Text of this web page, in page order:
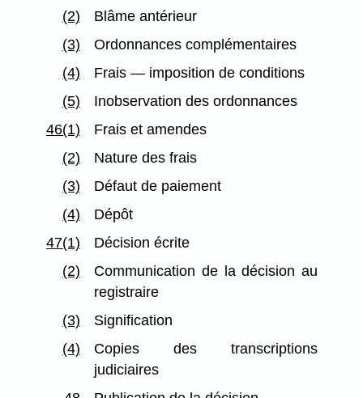
(2)
Blâme antérieur
(3)
Ordonnances complémentaires
(4)
Frais — imposition de conditions
(5)
Inobservation des ordonnances
46(1)
Frais et amendes
(2)
Nature des frais
(3)
Défaut de paiement
(4)
Dépôt
47(1)
Décision écrite
(2)
Communication de la décision au
registraire
(3)
Signification
(4)
Copies des transcriptions
judiciaires